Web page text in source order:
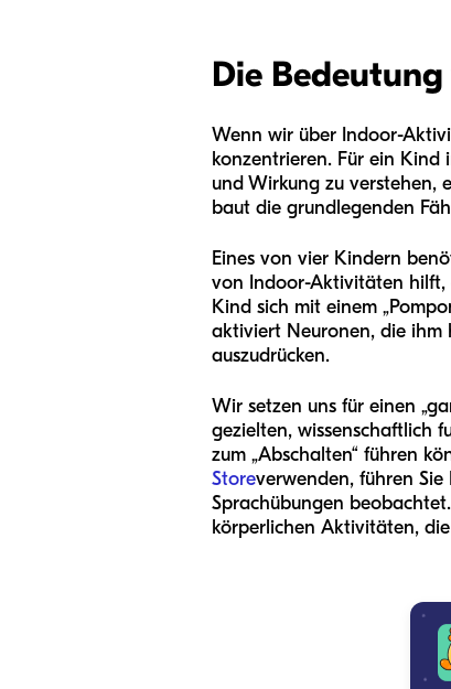
Die
Wenn wir über Indoor-
konzentrieren. Für ein Kind
und Wirkung zu verstehen,
baut die grundlegenden
Eines von vier Kindern
von Indoor-Aktivitäten hilft,
Kind sich mit einem
aktiviert Neuronen, die ihm
auszudrücken.
Wir setzen uns für einen
gezielten, wissenschaftlich
zum „Abschalten“ führen
Storeverwenden, führen
Sprachübungen
körperlichen Aktivitäten,